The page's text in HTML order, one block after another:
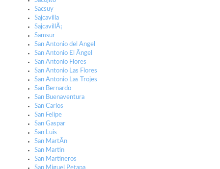
Sacsuy
Sajcavilla
SajcavillÃ¡
Samsur
San Antonio del Angel
San Antonio El Ãngel
San Antonio Flores
San Antonio Las Flores
San Antonio Las Trojes
San Bernardo
San Buenaventura
San Carlos
San Felipe
San Gaspar
San Luis
San MartÃ­n
San Martin
San Martineros
San Miguel Petapa